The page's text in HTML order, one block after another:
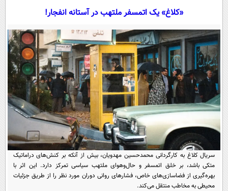
اقتصادی
خودرو
جامعه
اجتماعی
حوادث
سلامت
یک برش دانایی
محیط زیست
سفر و تفریح
ورزشی
بین الملل
سیاست خارجی
فرهنگ و هنر
علم و دانش
فناوری و It
علمی
اخبار کریپتو
قرآن
گوناگون
سرگرمی
باشگاه مغز
مجله تصویری سلاح
فیلم
اقتصاد
ورزش
عصر ایران 2
خواندنی ها و دیدنی ها
آموزش زبان
«کلاغ» یک اتمسفر ملتهب در آستانه انفجار!
سریال کلاغ به کارگردانی محمدحسین مهدویان، بیش از آنکه بر کنش‌های دراماتیک
متکی باشد، بر خلق اتمسفر و حال‌وهوای ملتهب سیاسی تمرکز دارد. این اثر با
بهره‌گیری از فضاسازی‌های خاص، فشارهای روانی دوران مورد نظر را از طریق جزئیات
محیطی به مخاطب منتقل می‌کند.